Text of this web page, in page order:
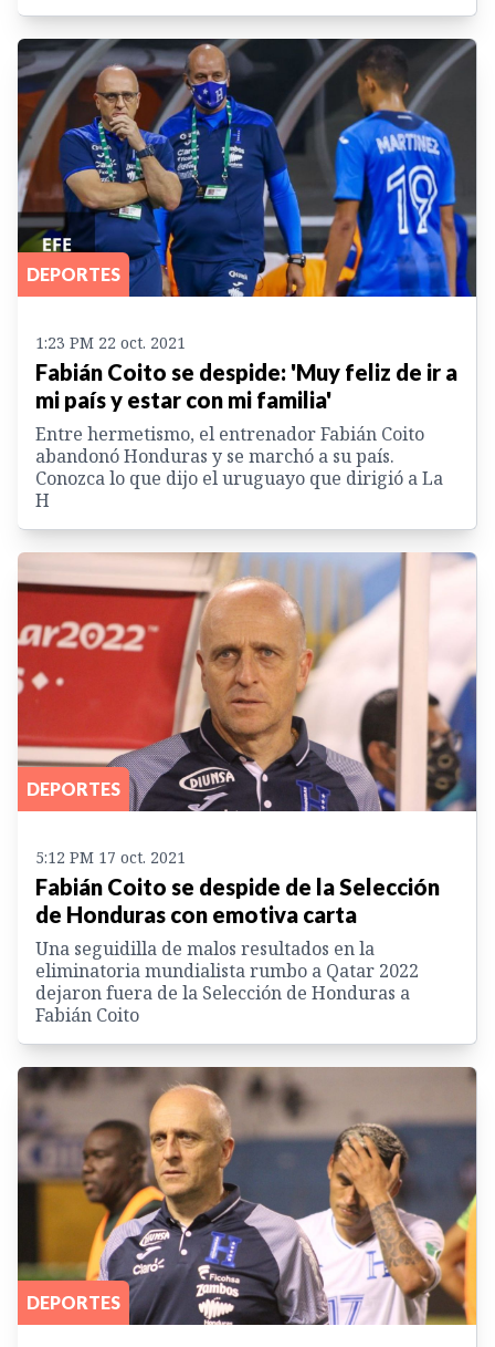
DEPORTES
1:23 PM 22 oct. 2021
Fabián Coito se despide: 'Muy feliz de ir a
mi país y estar con mi familia'
Entre hermetismo, el entrenador Fabián Coito
abandonó Honduras y se marchó a su país.
Conozca lo que dijo el uruguayo que dirigió a La
H
DEPORTES
5:12 PM 17 oct. 2021
Fabián Coito se despide de la Selección
de Honduras con emotiva carta
Una seguidilla de malos resultados en la
eliminatoria mundialista rumbo a Qatar 2022
dejaron fuera de la Selección de Honduras a
Fabián Coito
DEPORTES